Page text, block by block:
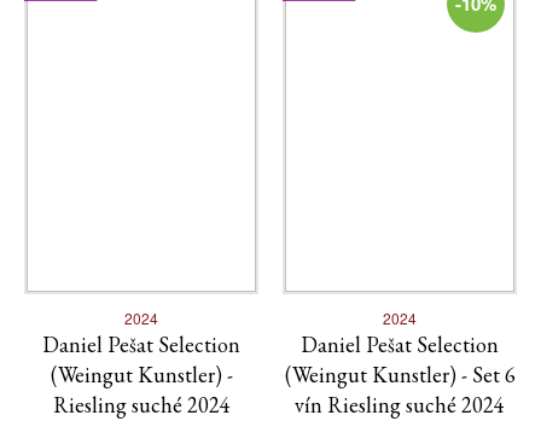
2024
Daniel Pešat Selection
(Weingut Kunstler) -
Riesling suché 2024
2024
Daniel Pešat Selection
(Weingut Kunstler) - Set 6
vín Riesling suché 2024